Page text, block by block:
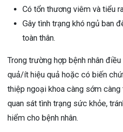
Có tổn thương viêm và tiểu
Gây tình trạng khó ngủ ban
toàn thân.
Trong trường hợp bệnh nhân
quả/ít hiệu quả hoặc có biến
thiệp ngoại khoa càng sớm càng
quan sát tình trạng sức khỏe,
hiểm cho bệnh nhân.